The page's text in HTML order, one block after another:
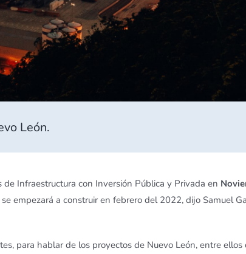
León.
Infraestructura con Inversión Pública y Privada en
se empezará a construir en febrero del 2022, dijo Samuel
para hablar de los proyectos de Nuevo León, entre ellos